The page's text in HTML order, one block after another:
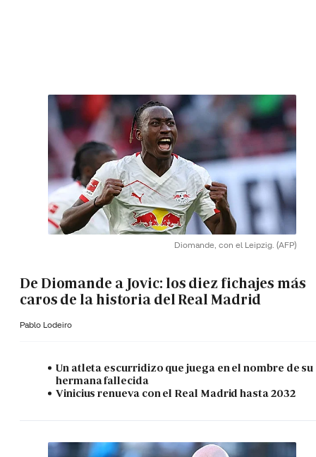
Diomande, con el Leipzig. (AFP)
De Diomande a Jovic: los diez fichajes más
caros de la historia del Real Madrid
Pablo Lodeiro
Un atleta escurridizo que juega en el nombre de su
hermana fallecida
Vinicius renueva con el Real Madrid hasta 2032